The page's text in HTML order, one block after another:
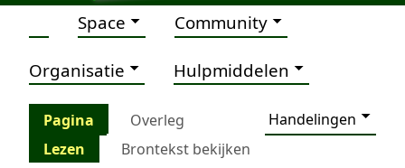
Space Community
Organisatie Hulpmiddelen
Pagina Overleg
Handelingen
Lezen
Brontekst bekijken